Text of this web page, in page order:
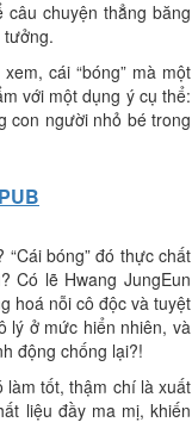
chuyện thẳng băng
cái “bóng” mà một
với một dụng ý cụ thể:
con người nhỏ bé trong
bóng” đó thực chất
Có lẽ Hwang JungEun
hoá nỗi cô độc và tuyệt
lý ở mức hiển nhiên, và
động chống lại?!
làm tốt, thậm chí là xuất
liệu đầy ma mị, khiến